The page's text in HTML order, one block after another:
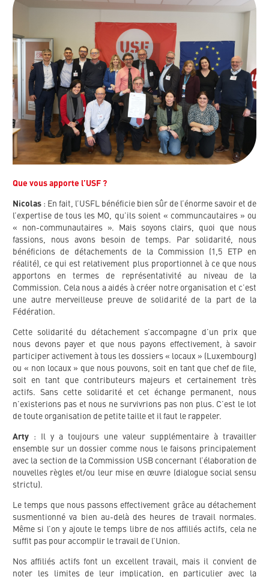
Que vous apporte l’USF ?
Nicolas : En fait, l’USFL bénéficie bien sûr de l’énorme savoir et de
l’expertise de tous les MO, qu’ils soient « communcautaires » ou
« non-communautaires ». Mais soyons clairs, quoi que nous
fassions, nous avons besoin de temps. Par solidarité, nous
bénéficions de détachements de la Commission (1,5 ETP en
réalité), ce qui est relativement plus proportionnel à ce que nous
apportons en termes de représentativité au niveau de la
Commission. Cela nous a aidés à créer notre organisation et c’est
une autre merveilleuse preuve de solidarité de la part de la
Fédération.
Cette solidarité du détachement s’accompagne d’un prix que
nous devons payer et que nous payons effectivement, à savoir
participer activement à tous les dossiers « locaux » (Luxembourg)
ou « non locaux » que nous pouvons, soit en tant que chef de file,
soit en tant que contributeurs majeurs et certainement très
actifs. Sans cette solidarité et cet échange permanent, nous
n’existerions pas et nous ne survivrions pas non plus. C’est le lot
de toute organisation de petite taille et il faut le rappeler.
Arty : Il y a toujours une valeur supplémentaire à travailler
ensemble sur un dossier comme nous le faisons principalement
avec la section de la Commission USB concernant l’élaboration de
nouvelles règles et/ou leur mise en œuvre (dialogue social sensu
strictu).
Le temps que nous passons effectivement grâce au détachement
susmentionné va bien au-delà des heures de travail normales.
Même si l’on y ajoute le temps libre de nos affiliés actifs, cela ne
suffit pas pour accomplir le travail de l’Union.
Nos affiliés actifs font un excellent travail, mais il convient de
noter les limites de leur implication, en particulier avec la